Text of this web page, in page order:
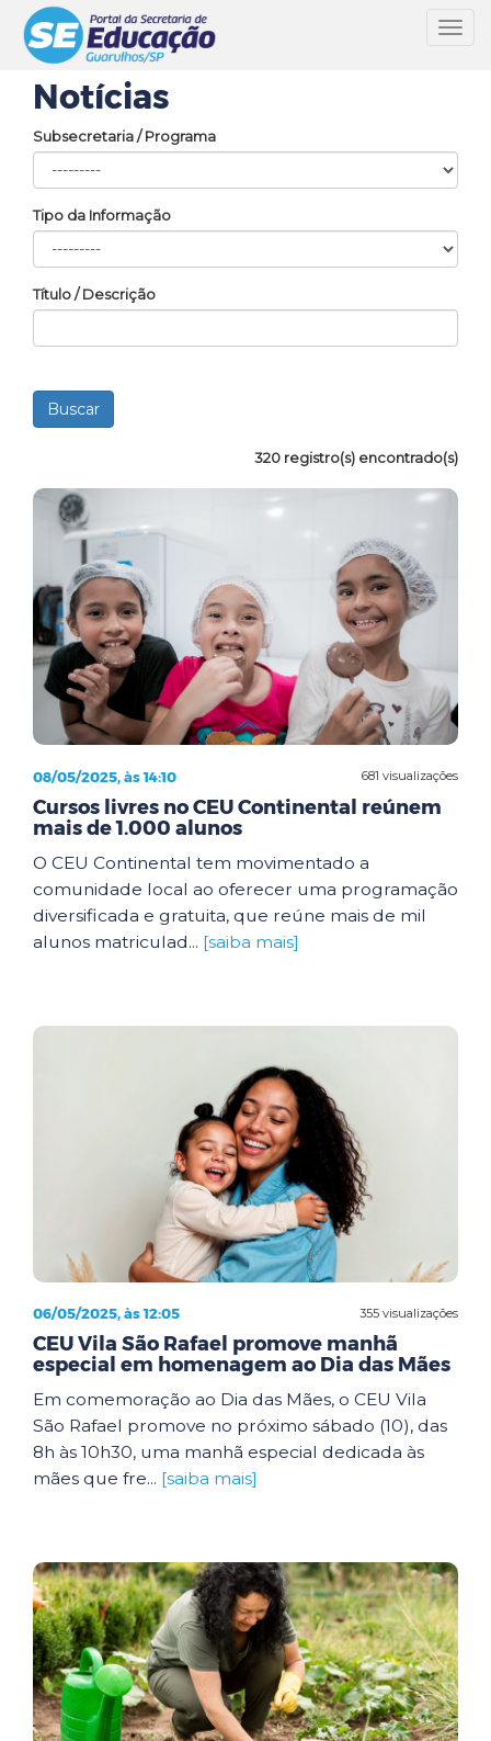
Notícias
Subsecretaria / Programa
Tipo da Informação
Título / Descrição
320 registro(s) encontrado(s)
681 visualizações
08/05/2025, às 14:10
Cursos livres no CEU Continental reúnem
mais de 1.000 alunos
O CEU Continental tem movimentado a
comunidade local ao oferecer uma programação
diversificada e gratuita, que reúne mais de mil
alunos matriculad... [saiba mais]
355 visualizações
06/05/2025, às 12:05
CEU Vila São Rafael promove manhã
especial em homenagem ao Dia das Mães
Em comemoração ao Dia das Mães, o CEU Vila
São Rafael promove no próximo sábado (10), das
8h às 10h30, uma manhã especial dedicada às
mães que fre... [saiba mais]